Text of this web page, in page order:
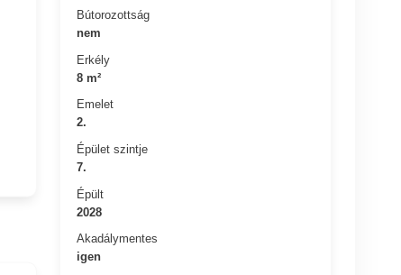
Bútorozottság
nem
Erkély
8 m²
Emelet
2.
Épület szintje
7.
Épült
2028
Akadálymentes
igen